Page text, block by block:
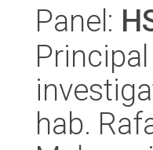
Panel:
Principal
hab.